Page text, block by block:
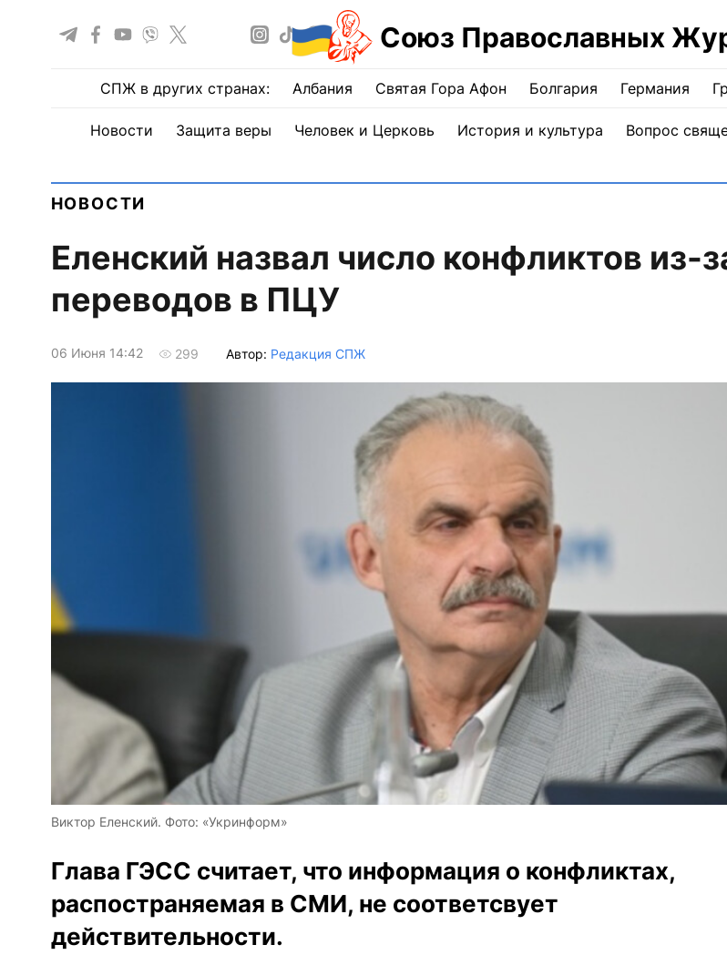
Союз Православных
СПЖ в других странах: Албания Святая Гора Афон Болгария Германия
Новости Защита веры Человек и Церковь История и культура Вопрос
НОВОСТИ
Еленский назвал число конфликтов из-
переводов в ПЦУ
06 Июня 14:42 299 Автор: Редакция СПЖ
Виктор Еленский. Фото: «Укринформ»
Глава ГЭСС считает, что информация о конфликтах,
распостраняемая в СМИ, не соответсвует
действительности.